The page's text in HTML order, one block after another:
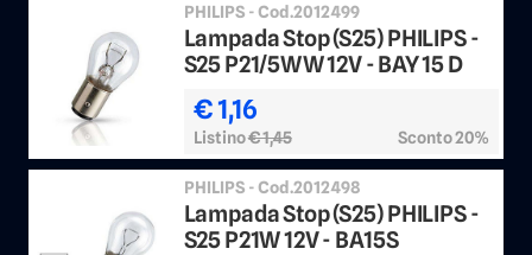
PHILIPS - Cod.2012499
Lampada Stop (S25) PHILIPS -
S25 P21/5WW 12V - BAY 15 D
€ 1,16
Listino€ 1,45 Sconto 20%
PHILIPS - Cod.2012498
Lampada Stop (S25) PHILIPS -
S25 P21W 12V - BA15S